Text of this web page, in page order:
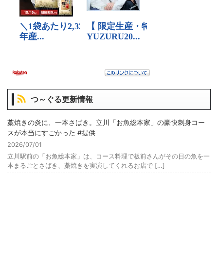
つ～ぐる更新情報
藁焼きの炎に、一本さばき。立川「お魚総本家」の豪快刺身コー
スが本当にすごかった #提供
2026/07/01
立川駅前の「お魚総本家」は、コース料理で板前さんがその日の魚を一
本まるごとさばき、藁焼きを実演してくれるお店で […]